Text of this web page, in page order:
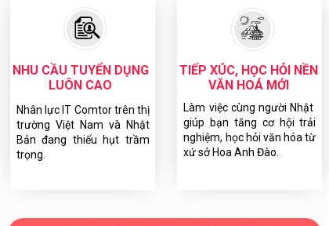
NHU CẦU TUYỂN DỤNG
LUÔN CAO
Nhân lực IT Comtor trên thị
trường Việt Nam và Nhật
Bản đang thiếu hụt trầm
trọng.
TIẾP XÚC, HỌC HỎI NỀN
VĂN HOÁ MỚI
Làm việc cùng người Nhật
giúp bạn tăng cơ hội trải
nghiệm, học hỏi văn hóa từ
xứ sở Hoa Anh Đào.